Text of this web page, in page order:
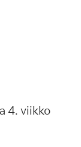
4. viikko